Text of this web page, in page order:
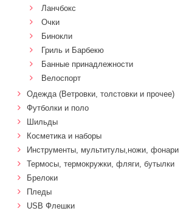
Ланчбокс
Очки
Бинокли
Гриль и Барбекю
Банные принадлежности
Велоспорт
Одежда (Ветровки, толстовки и прочее)
Футболки и поло
Шильды
Косметика и наборы
Инструменты, мультитулы,ножи, фонари
Термосы, термокружки, фляги, бутылки
Брелоки
Пледы
USB Флешки